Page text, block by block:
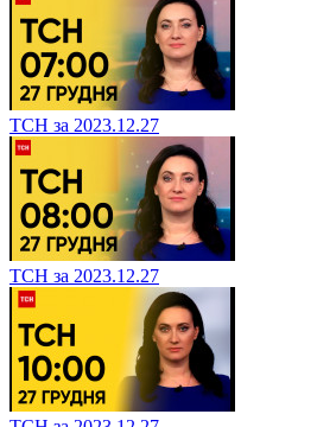
ТСН за 2023.12.27
ТСН за 2023.12.27